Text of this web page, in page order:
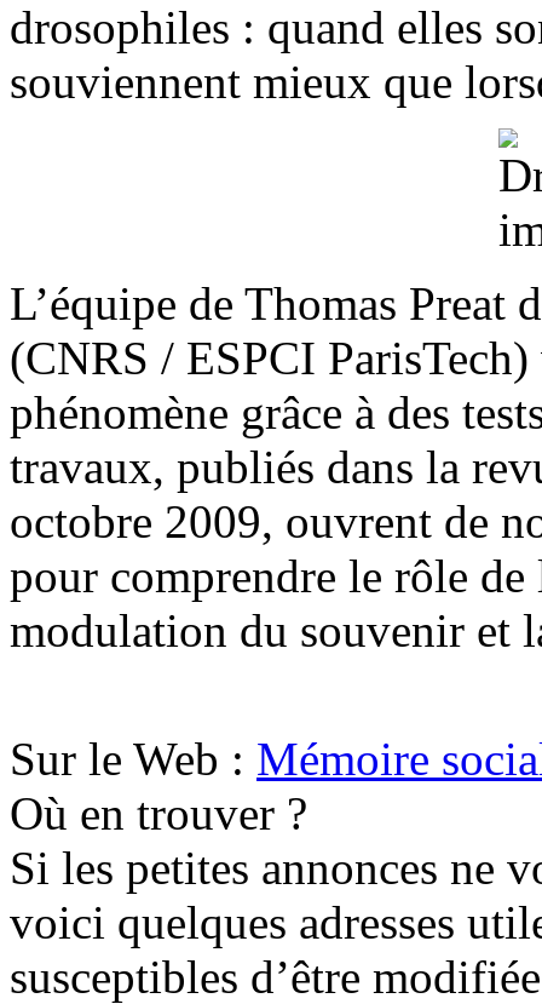
drosophiles : quand elles
souviennent mieux que
L’équipe de Thomas
(CNRS / ESPCI
phénomène grâce à des
travaux, publiés dans la
octobre 2009, ouvrent de
pour comprendre le rôle
modulation du souvenir et
Sur le Web : Mémoire
Où en trouver ?
Si les petites annonces ne
voici quelques adresses
susceptibles d’être